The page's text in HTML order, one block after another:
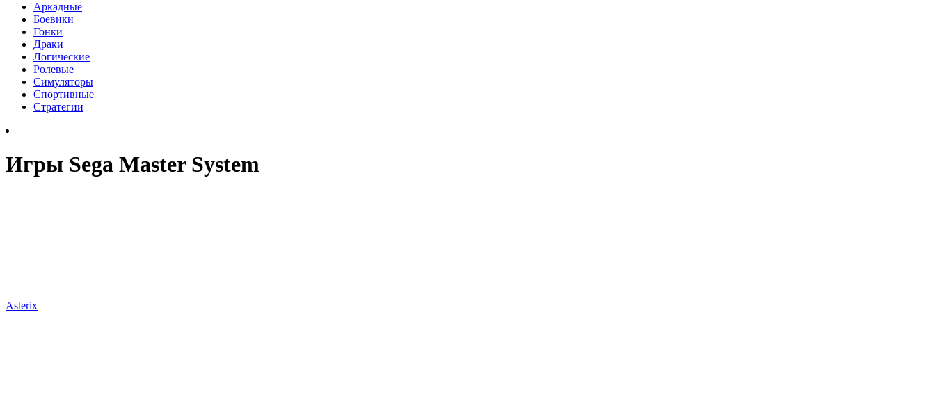
Аркадные
Боевики
Гонки
Драки
Логические
Ролевые
Симуляторы
Спортивные
Стратегии
Игры Sega Master System
Asterix